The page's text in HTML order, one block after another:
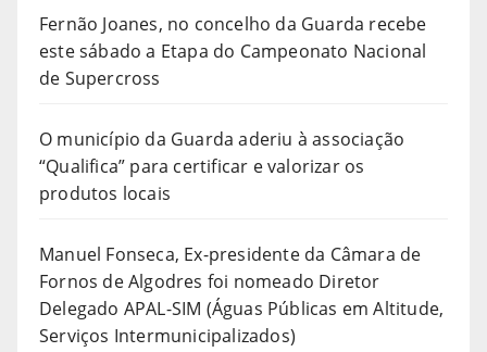
Fernão Joanes, no concelho da Guarda recebe
este sábado a Etapa do Campeonato Nacional
de Supercross
O município da Guarda aderiu à associação
“Qualifica” para certificar e valorizar os
produtos locais
Manuel Fonseca, Ex-presidente da Câmara de
Fornos de Algodres foi nomeado Diretor
Delegado APAL-SIM (Águas Públicas em Altitude,
Serviços Intermunicipalizados)